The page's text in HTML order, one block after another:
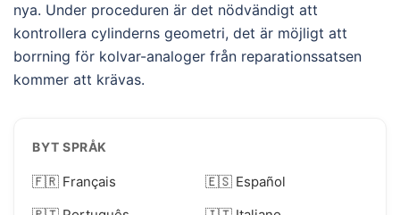
nya. Under proceduren är det nödvändigt att
kontrollera cylinderns geometri, det är möjligt att
borrning för kolvar-analoger från reparationssatsen
kommer att krävas.
BYT SPRÅK
🇫🇷 Français
🇪🇸 Español